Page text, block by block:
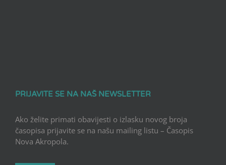
PRIJAVITE SE NA NAŠ NEWSLETTER
Ako želite primati obavijesti o izlasku novog broja
časopisa prijavite se na našu mailing listu – Časopis
Nova Akropola.